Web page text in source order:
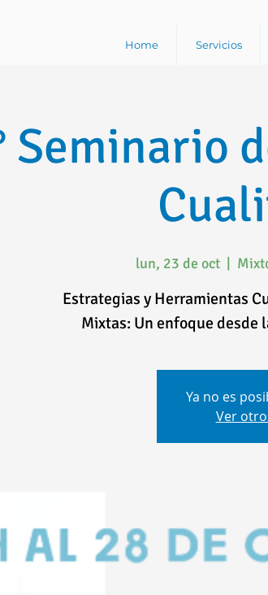
Home Servicios
Seminario
lun, 23 de oct
Estrategias y Herramientas
Mixtas: Un enfoque desde
Ya no es
Ver